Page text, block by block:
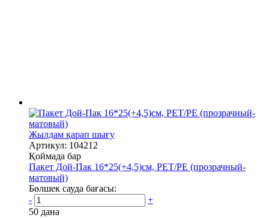
Жылдам қарап шығу
Артикул: 104212
Қоймада бар
Пакет Дой-Пак 16*25(+4,5)см, PET/PE (прозрачный-
матовый)
Бөлшек сауда бағасы:
-
+
50 дана